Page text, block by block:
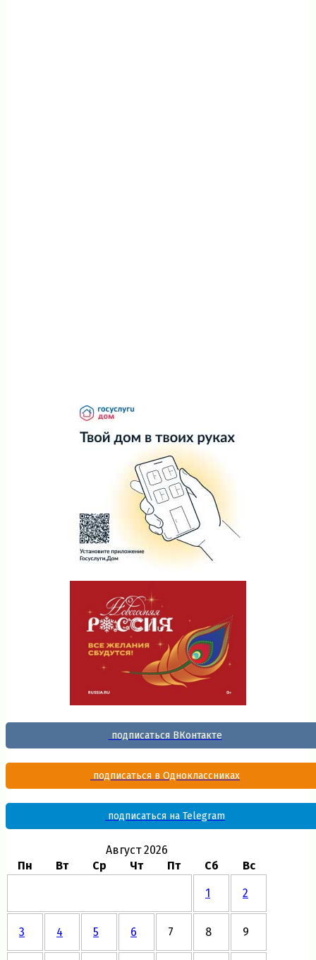
подписаться ВКонтакте
подписаться в Одноклассниках
подписаться на Telegram
Август 2026
Пн
Вт Ср Чт Пт Сб Вс
1 2
3 4 5 6 7 8 9